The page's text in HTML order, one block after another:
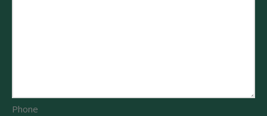
Phone